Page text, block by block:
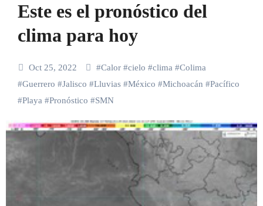
Este es el pronóstico del
clima para hoy
Oct 25, 2022 #Calor#cielo #clima#Colima
#Guerrero #Jalisco #Lluvias#México #Michoacán #Pacífico
#Playa#Pronóstico #SMN